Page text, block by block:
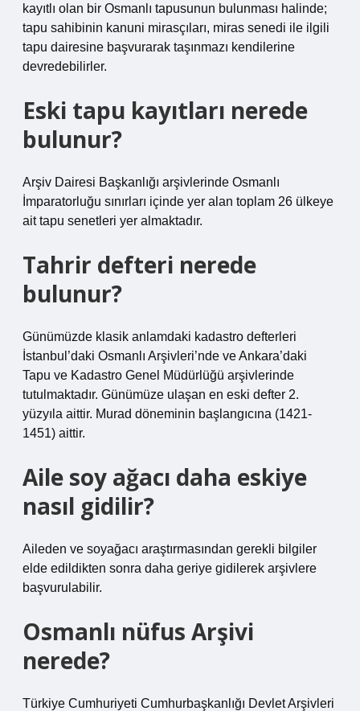
kayıtlı olan bir Osmanlı tapusunun bulunması halinde;
tapu sahibinin kanuni mirasçıları, miras senedi ile ilgili
tapu dairesine başvurarak taşınmazı kendilerine
devredebilirler.
Eski tapu kayıtları nerede
bulunur?
Arşiv Dairesi Başkanlığı arşivlerinde Osmanlı
İmparatorluğu sınırları içinde yer alan toplam 26 ülkeye
ait tapu senetleri yer almaktadır.
Tahrir defteri nerede
bulunur?
Günümüzde klasik anlamdaki kadastro defterleri
İstanbul’daki Osmanlı Arşivleri’nde ve Ankara’daki
Tapu ve Kadastro Genel Müdürlüğü arşivlerinde
tutulmaktadır. Günümüze ulaşan en eski defter 2.
yüzyıla aittir. Murad döneminin başlangıcına (1421-
1451) aittir.
Aile soy ağacı daha eskiye
nasıl gidilir?
Aileden ve soyağacı araştırmasından gerekli bilgiler
elde edildikten sonra daha geriye gidilerek arşivlere
başvurulabilir.
Osmanlı nüfus Arşivi
nerede?
Türkiye Cumhuriyeti Cumhurbaşkanlığı Devlet Arşivleri